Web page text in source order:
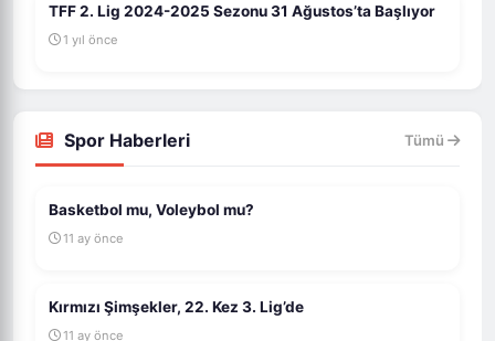
TFF 2. Lig 2024-2025 Sezonu 31 Ağustos’ta Başlıyor
1 yıl önce
Spor Haberleri Tümü
Basketbol mu, Voleybol mu?
11 ay önce
Kırmızı Şimşekler, 22. Kez 3. Lig’de
11 ay önce